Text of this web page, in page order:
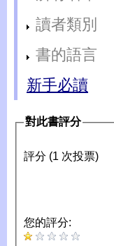
讀者類別
書的語言
新手必讀
對此書評分
評分 (1 次投票)
您的評分: